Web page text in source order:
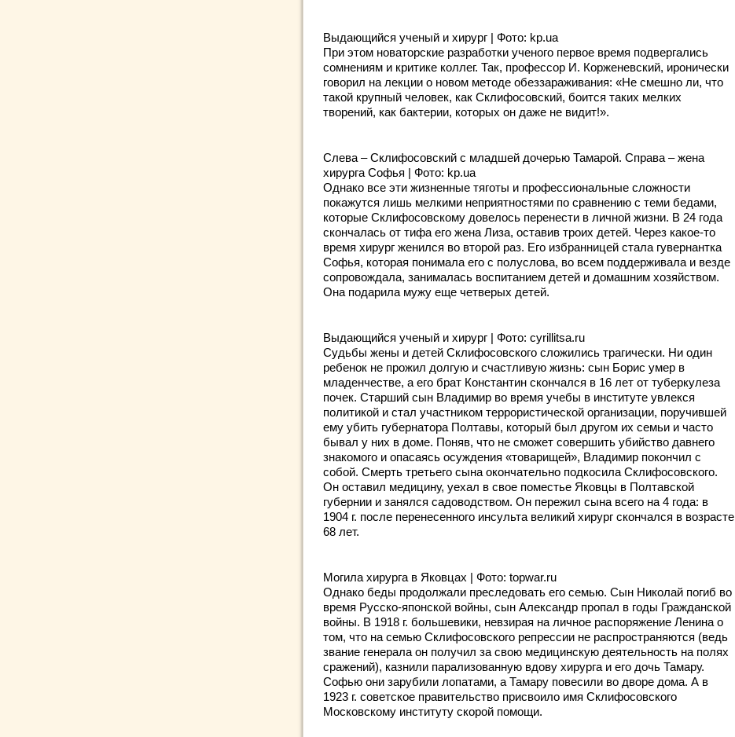
Выдающийся ученый и хирург | Фото: kp.ua
При этом новаторские разработки ученого первое время подвергались
сомнениям и критике коллег. Так, профессор И. Корженевский, иронически
говорил на лекции о новом методе обеззараживания: «Не смешно ли, что
такой крупный человек, как Склифосовский, боится таких мелких
творений, как бактерии, которых он даже не видит!».
Слева – Склифосовский с младшей дочерью Тамарой. Справа – жена
хирурга Софья | Фото: kp.ua
Однако все эти жизненные тяготы и профессиональные сложности
покажутся лишь мелкими неприятностями по сравнению с теми бедами,
которые Склифосовскому довелось перенести в личной жизни. В 24 года
скончалась от тифа его жена Лиза, оставив троих детей. Через какое-то
время хирург женился во второй раз. Его избранницей стала гувернантка
Софья, которая понимала его с полуслова, во всем поддерживала и везде
сопровождала, занималась воспитанием детей и домашним хозяйством.
Она подарила мужу еще четверых детей.
Выдающийся ученый и хирург | Фото: cyrillitsa.ru
Судьбы жены и детей Склифосовского сложились трагически. Ни один
ребенок не прожил долгую и счастливую жизнь: сын Борис умер в
младенчестве, а его брат Константин скончался в 16 лет от туберкулеза
почек. Старший сын Владимир во время учебы в институте увлекся
политикой и стал участником террористической организации, поручившей
ему убить губернатора Полтавы, который был другом их семьи и часто
бывал у них в доме. Поняв, что не сможет совершить убийство давнего
знакомого и опасаясь осуждения «товарищей», Владимир покончил с
собой. Смерть третьего сына окончательно подкосила Склифосовского.
Он оставил медицину, уехал в свое поместье Яковцы в Полтавской
губернии и занялся садоводством. Он пережил сына всего на 4 года: в
1904 г. после перенесенного инсульта великий хирург скончался в возрасте
68 лет.
Могила хирурга в Яковцах | Фото: topwar.ru
Однако беды продолжали преследовать его семью. Сын Николай погиб во
время Русско-японской войны, сын Александр пропал в годы Гражданской
войны. В 1918 г. большевики, невзирая на личное распоряжение Ленина о
том, что на семью Склифосовского репрессии не распространяются (ведь
звание генерала он получил за свою медицинскую деятельность на полях
сражений), казнили парализованную вдову хирурга и его дочь Тамару.
Софью они зарубили лопатами, а Тамару повесили во дворе дома. А в
1923 г. советское правительство присвоило имя Склифосовского
Московскому институту скорой помощи.